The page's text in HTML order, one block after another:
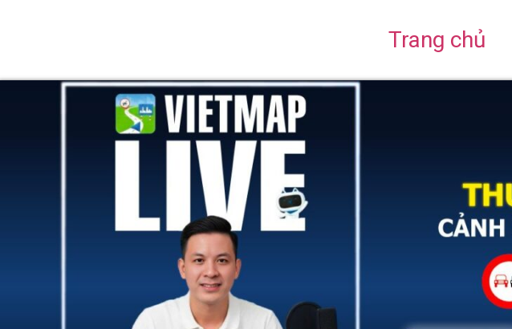
Trang chủ